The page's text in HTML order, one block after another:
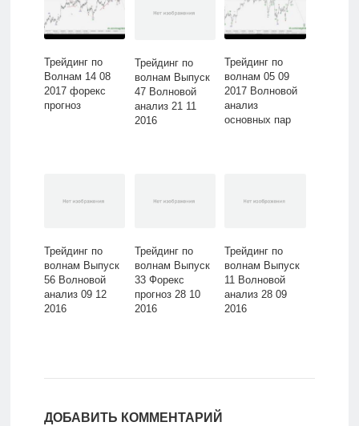
Трейдинг по
Волнам 14 08
2017 форекс
прогноз
Трейдинг по
волнам Выпуск
47 Волновой
анализ 21 11
2016
Трейдинг по
волнам 05 09
2017 Волновой
анализ
основных пар
Трейдинг по
волнам Выпуск
56 Волновой
анализ 09 12
2016
Трейдинг по
волнам Выпуск
33 Форекс
прогноз 28 10
2016
Трейдинг по
волнам Выпуск
11 Волновой
анализ 28 09
2016
ДОБАВИТЬ КОММЕНТАРИЙ